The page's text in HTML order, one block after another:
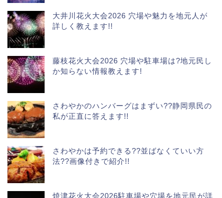
大井川花火大会2026 穴場や魅力を地元人が
詳しく教えます!!
藤枝花火大会2026 穴場や駐車場は?地元民し
か知らない情報教えます!
さわやかのハンバーグはまずい??静岡県民の
私が正直に答えます!!
さわやかは予約できる??並ばなくていい方
法??画像付きで紹介!!
焼津花火大会2026駐車場や穴場を地元民が詳